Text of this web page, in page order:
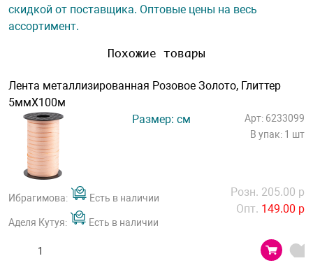
скидкой от поставщика. Оптовые цены на весь
ассортимент.
Похожие товары
Лента металлизированная Розовое Золото, Глиттер
5ммХ100м
Размер: см
Арт: 6233099
В упак: 1 шт
Ибрагимова: Есть в наличии
Аделя Кутуя: Есть в наличии
Розн. 205.00 р
Опт. 149.00 р